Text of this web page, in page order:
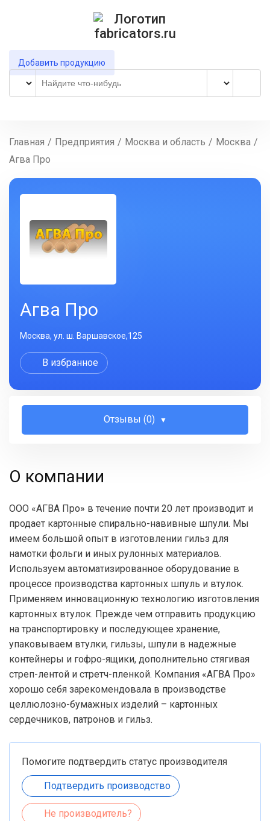
Добавить продукцию
Главная / Предприятия / Москва и область / Москва /
Агва Про
Агва Про
Москва, ул. ш. Варшавское,125
В избранное
Отзывы (0)
О компании
ООО «АГВА Про» в течение почти 20 лет производит и
продает картонные спирально-навивные шпули. Мы
имеем большой опыт в изготовлении гильз для
намотки фольги и иных рулонных материалов.
Используем автоматизированное оборудование в
процессе производства картонных шпуль и втулок.
Применяем инновационную технологию изготовления
картонных втулок. Прежде чем отправить продукцию
на транспортировку и последующее хранение,
упаковываем втулки, гильзы, шпули в надежные
контейнеры и гофро-ящики, дополнительно стягивая
стреп-лентой и стретч-пленкой. Компания «АГВА Про»
хорошо себя зарекомендовала в производстве
целлюлозно-бумажных изделий – картонных
сердечников, патронов и гильз.
Помогите подтвердить статус производителя
Подтвердить производство
Не производитель?